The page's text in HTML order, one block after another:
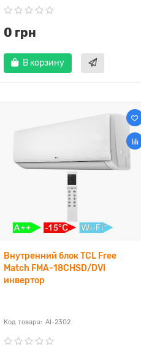
0 грн
В корзину
Внутренний блок TCL Free
Match FMA-18CHSD/DVI
инвертор
AI-2302